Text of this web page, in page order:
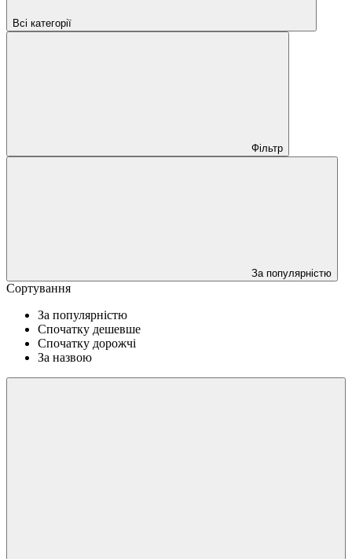
Всі категорії
Фільтр
За популярністю
Сортування
За популярністю
Спочатку дешевше
Спочатку дорожчі
За назвою